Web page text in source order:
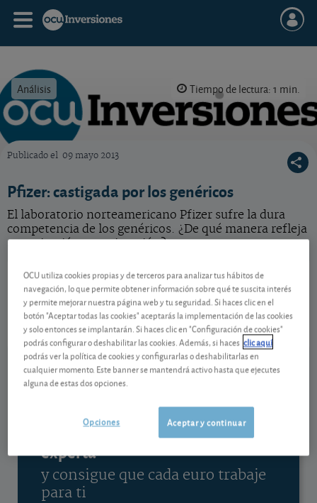
Análisis Tiempo de lectura: 1 min.
Publicado el 09 mayo 2013
Pfizer: castigada por los genéricos
El laboratorio norteamericano Pfizer sufre la dura
competencia de los genéricos. ¿De qué manera refleja
su cotización esta situación?
Pfizer
US7170811035
06/08/2026 Nueva York
25,98 USD
0,17 USD (0,66 %)
Ver detalladamente
Contenido reservado a SOCIOS
Gestiona tu dinero con visión
experta
y consigue que cada euro trabaje
para ti
OCU utiliza cookies propias y de terceros para analizar tus hábitos de
navegación, lo que permite obtener información sobre qué te suscita interés
y permite mejorar nuestra página web y tu seguridad. Si haces clic en el
botón "Aceptar todas las cookies" aceptarás la implementación de las cookies
y solo entonces se implantarán. Si haces clic en "Configuración de cookies"
podrás configurar o deshabilitar las cookies. Además, si haces clic aquí
podrás ver la política de cookies y configurarlas o deshabilitarlas en
cualquier momento. Este banner se mantendrá activo hasta que ejecutes
alguna de estas dos opciones.
Aceptar y continuar
Opciones